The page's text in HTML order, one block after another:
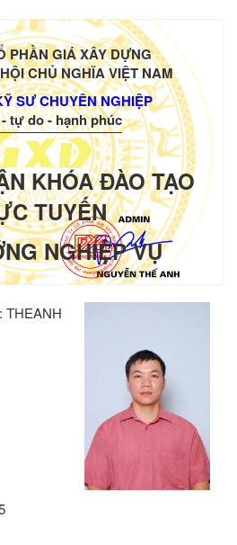
PHẦN GIÁ XÂY DỰNG
CHỦ NGHĨA VIỆT NAM
SƯ CHUYÊN NGHIỆP
tự do - hạnh phúc
KHÓA ĐÀO TẠO
TUYẾN
NGHIỆP VỤ
THEANH